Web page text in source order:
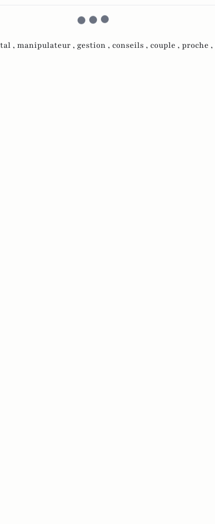
, manipulateur , gestion , conseils , couple , proche ,